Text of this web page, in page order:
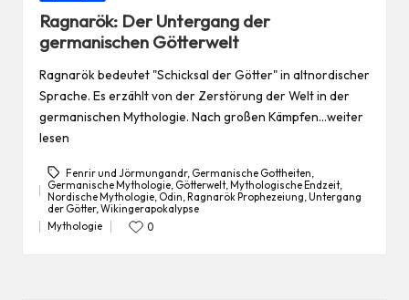
Ragnarök: Der Untergang der
germanischen Götterwelt
Ragnarök bedeutet "Schicksal der Götter" in altnordischer
Sprache. Es erzählt von der Zerstörung der Welt in der
germanischen Mythologie. Nach großen Kämpfen…weiter
lesen
Tags:
Fenrir und Jörmungandr, Germanische Gottheiten,
Germanische Mythologie, Götterwelt,Mythologische Endzeit,
Nordische Mythologie, Odin,Ragnarök Prophezeiung,Untergang
der Götter,Wikingerapokalypse
Posted
Mythologie 0